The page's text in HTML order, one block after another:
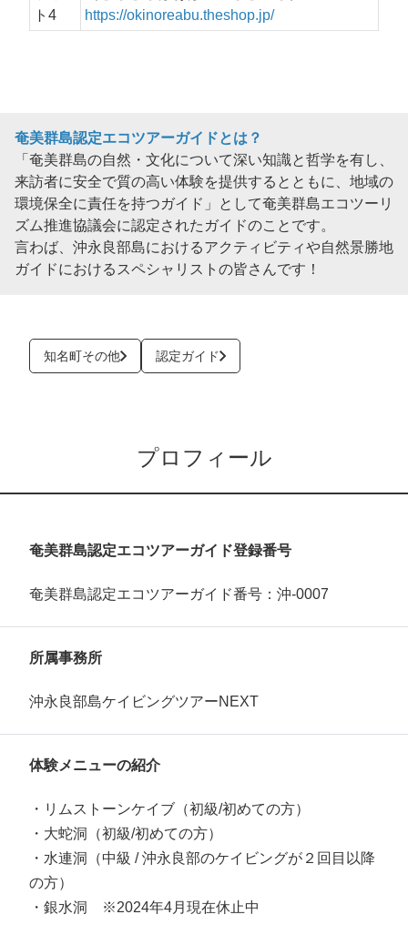
ト4
https://okinoreabu.theshop.jp/
奄美群島認定エコツアーガイドとは？
「奄美群島の自然・文化について深い知識と哲学を有し、
来訪者に安全で質の高い体験を提供するとともに、地域の
環境保全に責任を持つガイド」として奄美群島エコツーリ
ズム推進協議会に認定されたガイドのことです。
言わば、沖永良部島におけるアクティビティや自然景勝地
ガイドにおけるスペシャリストの皆さんです！
知名町その他 認定ガイド
プロフィール
奄美群島認定エコツアーガイド登録番号
奄美群島認定エコツアーガイド番号：沖-0007
所属事務所
沖永良部島ケイビングツアーNEXT
体験メニューの紹介
・リムストーンケイブ（初級/初めての方）
・大蛇洞（初級/初めての方）
・水連洞（中級 / 沖永良部のケイビングが２回目以降
の方）
・銀水洞 ※2024年4月現在休止中